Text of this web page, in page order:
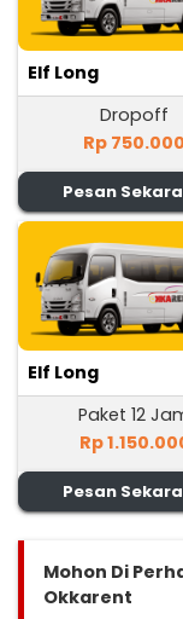
Elf Long
Dropoff
Rp 750.000
Pesan
Elf Long
Paket 12
Rp
Pesan
Mohon Di
Okkarent